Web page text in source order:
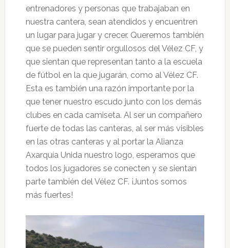
entrenadores y personas que trabajaban en
nuestra cantera, sean atendidos y encuentren
un lugar para jugar y crecer. Queremos también
que se pueden sentir orgullosos del Vélez CF, y
que sientan que representan tanto a la escuela
de fútbol en la que jugarán, como al Vélez CF.
Esta es también una razón importante por la
que tener nuestro escudo junto con los demás
clubes en cada camiseta. Al ser un compañero
fuerte de todas las canteras, al ser más visibles
en las otras canteras y al portar la Alianza
Axarquía Unida nuestro logo, esperamos que
todos los jugadores se conecten y se sientan
parte también del Vélez CF. ¡Juntos somos
más fuertes!